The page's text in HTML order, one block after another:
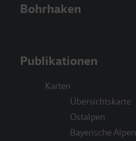
Bohrhaken
Publikationen
Karten
Übersichtskarte
Ostalpen
Bayerische Alpen